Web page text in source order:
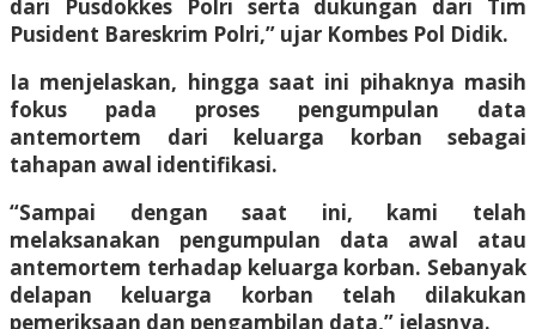
dari Pusdokkes Polri serta dukungan dari Tim
Pusident Bareskrim Polri,” ujar Kombes Pol Didik.
Ia menjelaskan, hingga saat ini pihaknya masih
fokus pada proses pengumpulan data
antemortem dari keluarga korban sebagai
tahapan awal identifikasi.
“Sampai dengan saat ini, kami telah
melaksanakan pengumpulan data awal atau
antemortem terhadap keluarga korban. Sebanyak
delapan keluarga korban telah dilakukan
pemeriksaan dan pengambilan data,” jelasnya.